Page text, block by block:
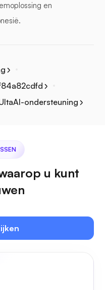
en
ondersteuning
u kunt